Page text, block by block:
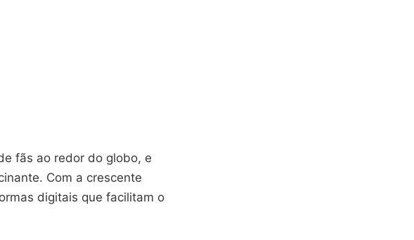
fãs ao redor do globo, e
Com a crescente
digitais que facilitam o